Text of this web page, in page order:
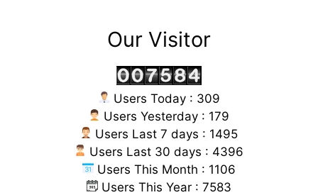
Our Visitor
Users Today : 309
Users Yesterday : 179
Users Last 7 days : 1495
Users Last 30 days : 4396
Users This Month : 1106
Users This Year : 7583